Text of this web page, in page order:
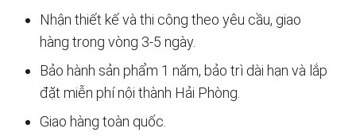
Nhận thiết kế và thi công theo yêu cầu, giao
hàng trong vòng 3-5 ngày.
Bảo hành sản phẩm 1 năm, bảo trì dài hạn và lắp
đặt miễn phí nội thành Hải Phòng.
Giao hàng toàn quốc.